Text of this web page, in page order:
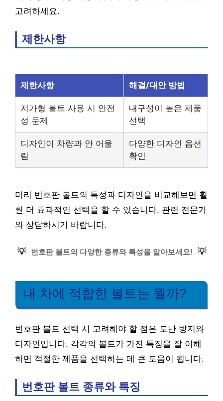
고려하세요.
제한사항
제한사항 해결/대안 방법
저가형 볼트 사용 시 안전
성 문제
내구성이 높은 제품
선택
디자인이 차량과 안 어울
림
다양한 디자인 옵션
확인
미리 번호판 볼트의 특성과 디자인을 비교해보면 훨
씬 더 효과적인 선택을 할 수 있습니다. 관련 전문가
와 상담하시기 바랍니다.
💡 번호판 볼트의 다양한 종류와 특성을 알아보세요! 💡
내 차에 적합한 볼트는 뭘까?
번호판 볼트 선택 시 고려해야 할 점은 도난 방지와
디자인입니다. 각각의 볼트가 가진 특징을 잘 이해
하면 적절한 제품을 선택하는 데 큰 도움이 됩니다.
번호판 볼트 종류와 특징